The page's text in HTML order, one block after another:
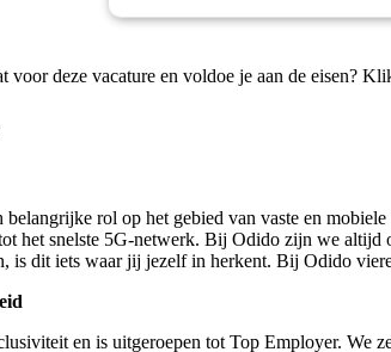
voor deze vacature en voldoe je aan de eisen?
rol op het gebied van vaste en
het snelste 5G-netwerk. Bij Odido zijn we
dit iets waar jij jezelf in herkent. Bij Odido
en is uitgeroepen tot Top Employer. We